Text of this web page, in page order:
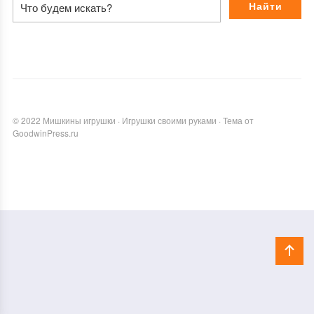
©2022 Мишкины игрушки · Игрушки своими руками · Тема от
GoodwinPress.ru